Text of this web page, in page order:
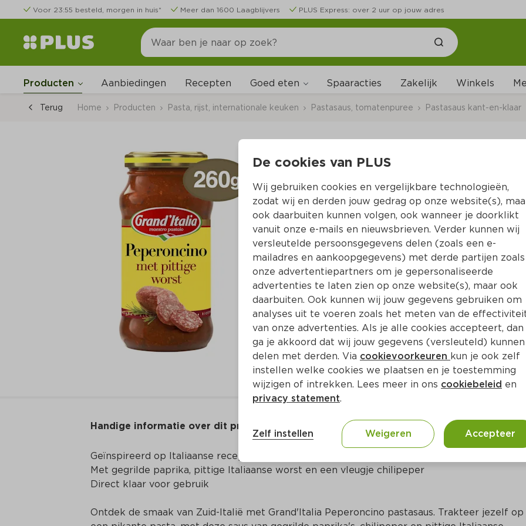
Voor 23:55 besteld, morgen in huis* Meer dan 1600 Laagblijvers PLUS Express: over 2 uur op jouw adres
Producten Aanbiedingen Recepten Goed eten Spaaracties Zakelijk Winkels
Terug Home Producten Pasta, rijst, internationale keuken Pastasaus, tomatenpuree Pastasaus kant-en-klaar
Grand'Italia
Per Pot 260 g
Product niet beschikbaar bij jouw PLUS.
Handige informatie over dit product
Geïnspireerd op Italiaanse receptuur - Ricetta Italiana
Met gegrilde paprika, pittige Italiaanse worst en een vleugje chilipeper
Direct klaar voor gebruik
Ontdek de smaak van Zuid-Italië met Grand'Italia Peperoncino pastasaus. Trakteer jezelf op
De cookies van PLUS
Wij gebruiken cookies en vergelijkbare technologieën,
zodat wij en derden jouw gedrag op onze website(s),
ook daarbuiten kunnen volgen, ook wanneer je doorklikt
vanuit onze e-mails en nieuwsbrieven. Verder kunnen wij
versleutelde persoonsgegevens delen (zoals een e-
mailadres en aankoopgegevens) met derde partijen zoals
onze advertentiepartners om je gepersonaliseerde
advertenties te laten zien op onze website(s), maar ook
daarbuiten. Ook kunnen wij jouw gegevens gebruiken om
analyses uit te voeren zoals het meten van de
van onze advertenties. Als je alle cookies accepteert, dan
ga je akkoord dat wij jouw gegevens (versleuteld) kunnen
delen met derden. Via cookievoorkeuren kun je ook zelf
instellen welke cookies we plaatsen en je toestemming
wijzigen of intrekken. Lees meer in ons cookiebeleid en
privacy statement.
Zelf instellen Weigeren Accepteer